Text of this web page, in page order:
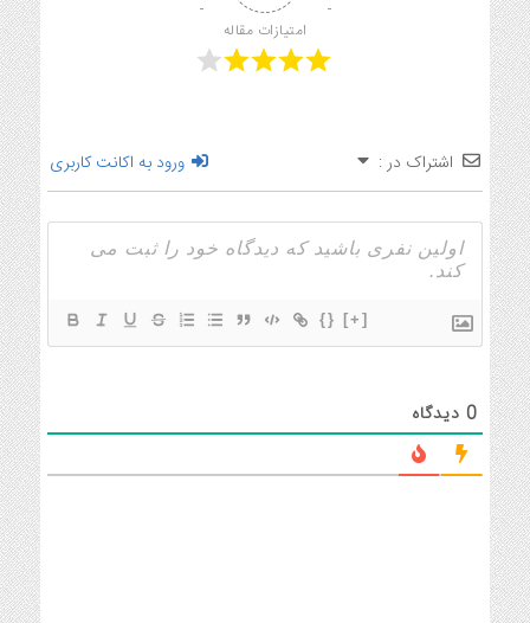
امتیازات مقاله
اشتراک در : ورود به اکانت کاربری
{} [+]
0 دیدگاه